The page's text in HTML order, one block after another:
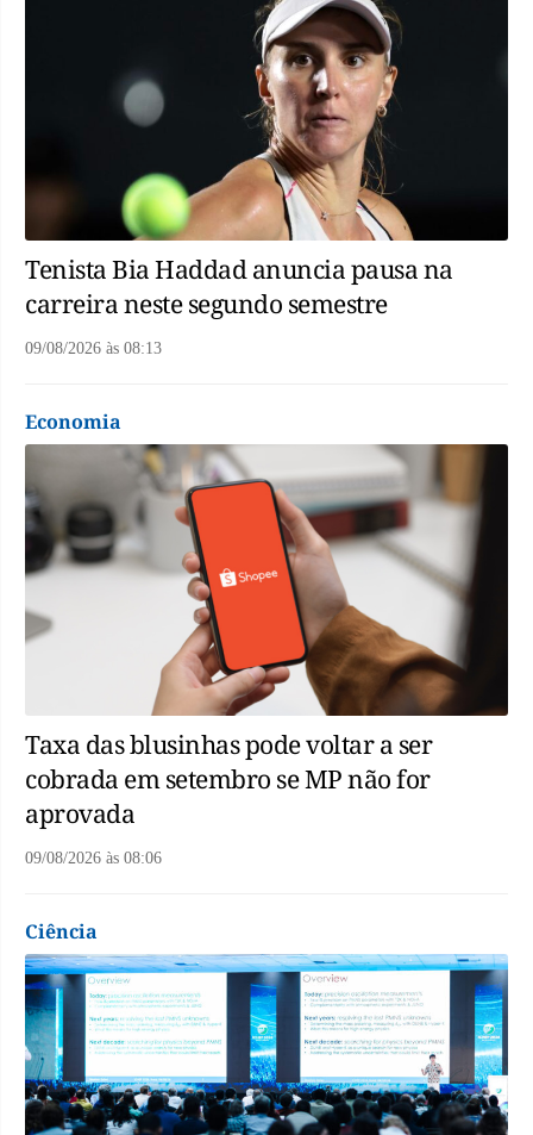
Tenista Bia Haddad anuncia pausa na
carreira neste segundo semestre
09/08/2026 às 08:13
Economia
Taxa das blusinhas pode voltar a ser
cobrada em setembro se MP não for
aprovada
09/08/2026 às 08:06
Ciência